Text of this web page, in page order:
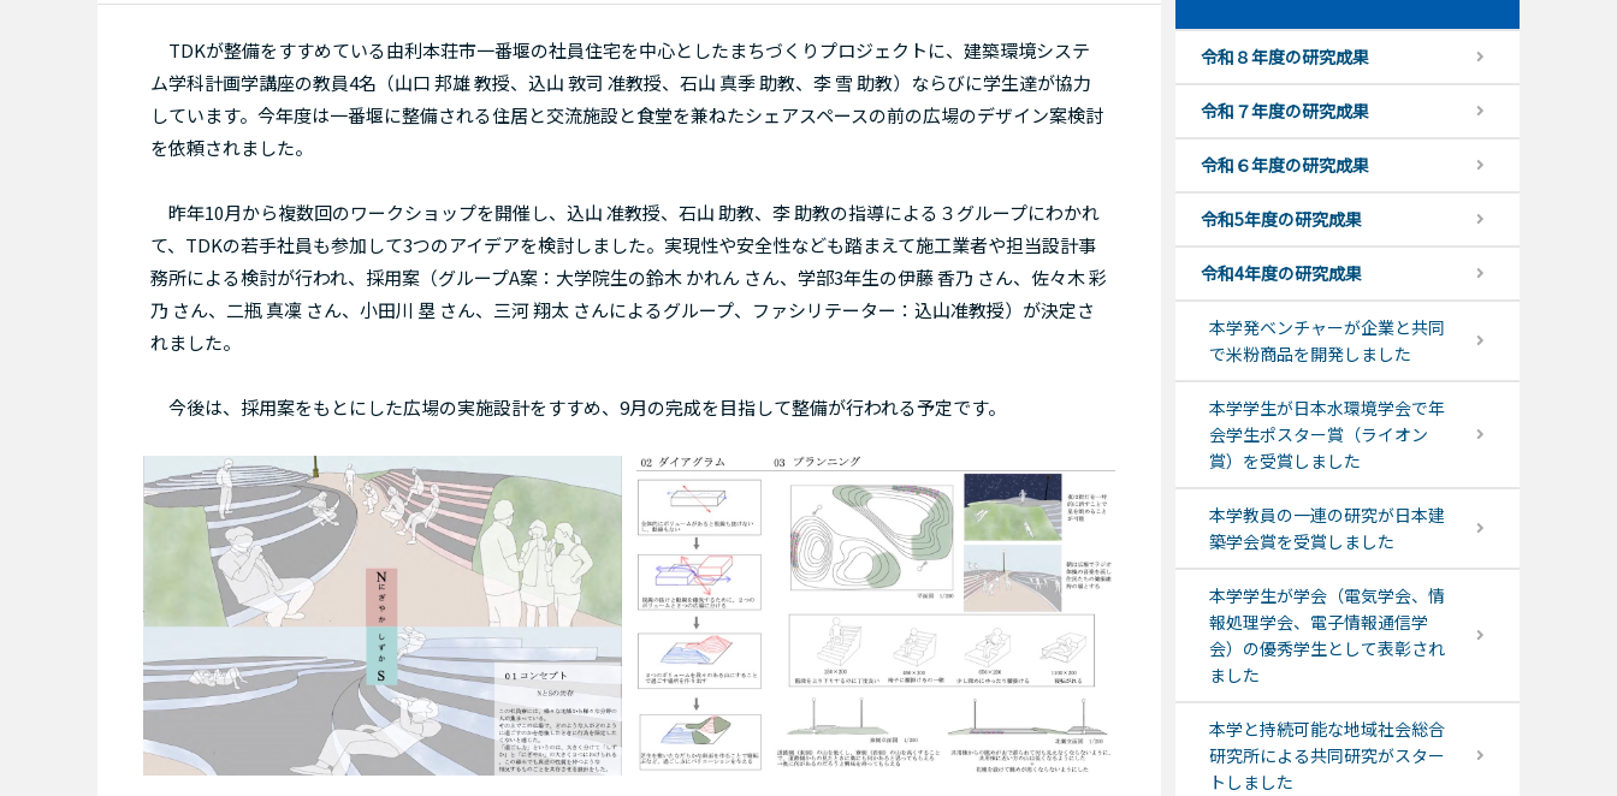
TDKが整備をすすめている由利本荘市一番堰の社員住宅を中心としたまちづくりプロジェクトに、建築環境システ
ム学科計画学講座の教員4名（山口 邦雄 教授、込山 敦司 准教授、石山 真季 助教、李 雪 助教）ならびに学生達が協力
しています。今年度は一番堰に整備される住居と交流施設と食堂を兼ねたシェアスペースの前の広場のデザイン案検討
を依頼されました。
昨年10月から複数回のワークショップを開催し、込山 准教授、石山 助教、李 助教の指導による３グループにわかれ
て、TDKの若手社員も参加して3つのアイデアを検討しました。実現性や安全性なども踏まえて施工業者や担当設計事
務所による検討が行われ、採用案（グループA案：大学院生の鈴木 かれん さん、学部3年生の伊藤 香乃 さん、佐々木 彩
乃 さん、二瓶 真凜 さん、小田川 塁 さん、三河 翔太 さんによるグループ、ファシリテーター：込山准教授）が決定さ
れました。
今後は、採用案をもとにした広場の実施設計をすすめ、9月の完成を目指して整備が行われる予定です。
令和８年度の研究成果
令和７年度の研究成果
令和６年度の研究成果
令和5年度の研究成果
令和4年度の研究成果
本学発ベンチャーが企業と共同
で米粉商品を開発しました
本学学生が日本水環境学会で年
会学生ポスター賞（ライオン
賞）を受賞しました
本学教員の一連の研究が日本建
築学会賞を受賞しました
本学学生が学会（電気学会、情
報処理学会、電子情報通信学
会）の優秀学生として表彰され
ました
本学と持続可能な地域社会総合
研究所による共同研究がスター
トしました